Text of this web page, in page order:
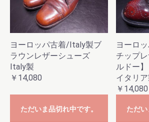
ヨーロッパ古着/Italy製ブ
ラウンレザーシューズ
Italy製
￥14,080
ただいま品切れ中です。
ヨーロ
チップ
ルドー】
イタリ
￥14,080
ただい